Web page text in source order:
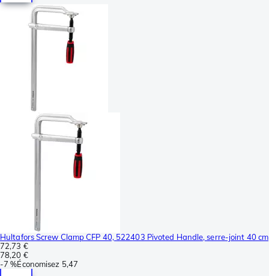
Hultafors Screw Clamp CFP 40, 522403 Pivoted Handle, serre-joint 40 cm
72,73 €
78,20 €
-7 %Économisez 5,47